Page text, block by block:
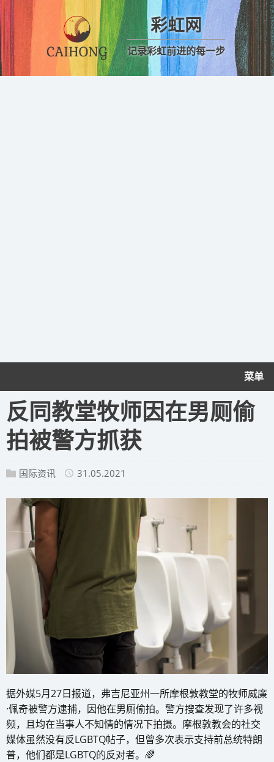
彩虹网
记录彩虹前进的每一步
菜单
反同教堂牧师因在男厕偷
拍被警方抓获
国际资讯 31.05.2021
据外媒5月27日报道，弗吉尼亚州一所摩根敦教堂的牧师威廉
·佩奇被警方逮捕，因他在男厕偷拍。警方搜查发现了许多视
频，且均在当事人不知情的情况下拍摄。摩根敦教会的社交
媒体虽然没有反LGBTQ帖子，但曾多次表示支持前总统特朗
普，他们都是LGBTQ的反对者。🌈